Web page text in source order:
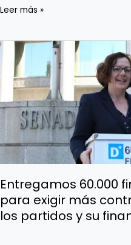
Leer más »
Entregamos 60.000
para exigir más
los partidos y su
Entregamos
60.000
firmas
el
Senado
exigir
control
y
transparencia
en
los